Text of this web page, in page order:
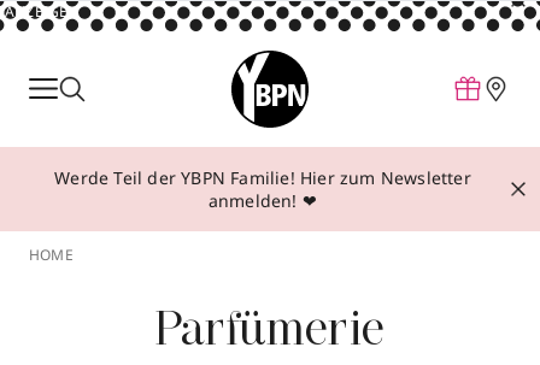
ANZEIGE
Parfum
Make-up
Behandlungen
Über YBPN
Werde Teil der YBPN Familie! Hier zum Newsletter
anmelden! ❤
HOME
Parfümerie